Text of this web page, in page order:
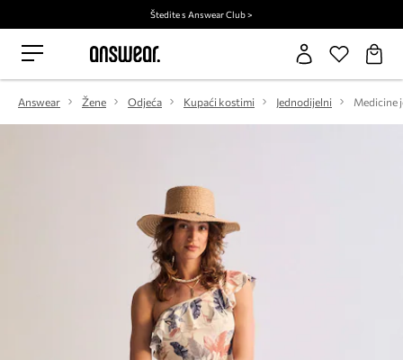
Štedite s Answear Club >
Answear Žene Odjeća Kupaći kostimi Jednodijelni